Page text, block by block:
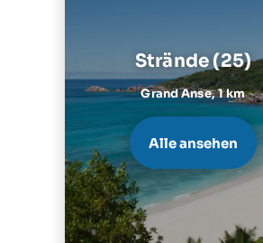
Strände (25)
Grand Anse,1 km
Alle ansehen